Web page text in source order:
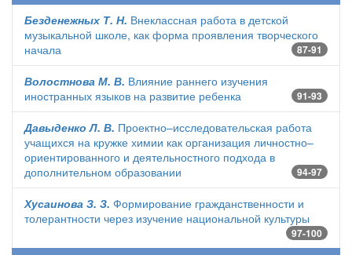
Безденежных Т. Н. Внеклассная работа в детской
музыкальной школе, как форма проявления творческого
начала
87-91
Волостнова М. В. Влияние раннего изучения
иностранных языков на развитие ребенка
91-93
Давыденко Л. В. Проектно–исследовательская работа
учащихся на кружке химии как организация личностно–
ориентированного и деятельностного подхода в
дополнительном образовании
94-97
Хусаинова З. З. Формирование гражданственности и
толерантности через изучение национальной культуры
97-100